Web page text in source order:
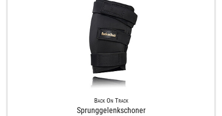
Back On Track
Sprunggelenkschoner